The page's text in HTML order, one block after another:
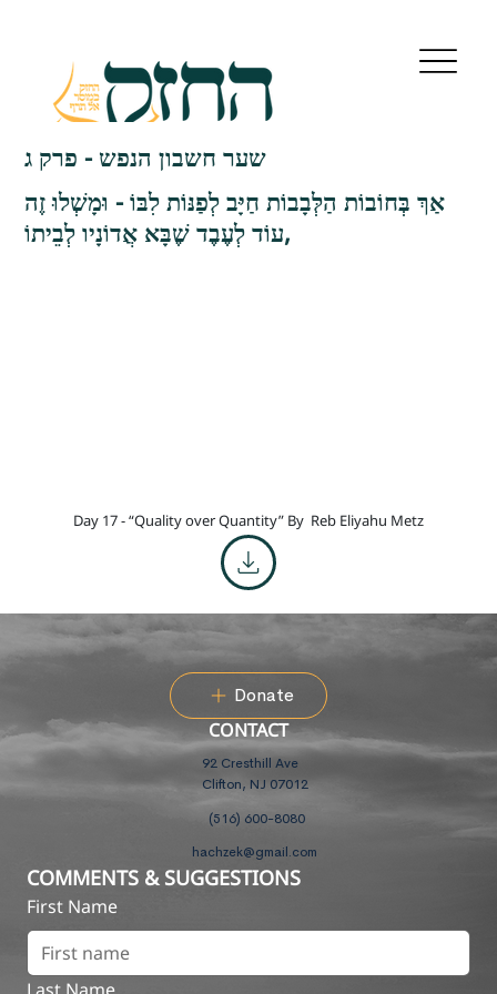
שער חשבון הנפש - פרק ג
אַךְ בְּחוֹבוֹת הַלְּבָבוֹת חַיָּב לְפַנּוֹת לִבּוֹ - וּמָשְׁלוּ זֶה
עוֹד לְעֶבֶד שֶׁבָּא אֲדוֹנָיו לְבֵיתוֹ,
Day 17 - “Quality over Quantity” By Reb Eliyahu Metz
Donate
CONTACT
92 Cresthill Ave
Clifton, NJ 07012
(516) 600-8080
hachzek@gmail.com
COMMENTS & SUGGESTIONS
First Name